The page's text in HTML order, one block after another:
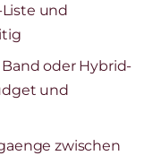
und
oder Hybrid-
und
zwischen